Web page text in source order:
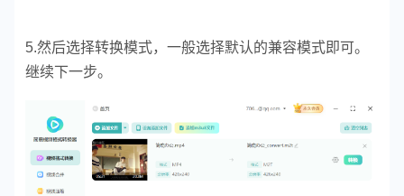
5.然后选择转换模式，一般选择默认的兼容模式即可。
继续下一步。